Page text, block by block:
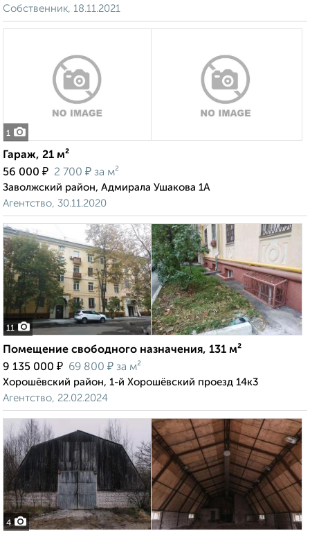
Собственник, 18.11.2021
1
Гараж, 21 м²
56 000 ₽ 2 700 ₽ за м²
Заволжский район, Адмирала Ушакова 1А
Агентство, 30.11.2020
11
Помещение свободного назначения, 131 м²
9 135 000 ₽ 69 800 ₽ за м²
Хорошёвский район, 1-й Хорошёвский проезд 14к3
Агентство, 22.02.2024
4